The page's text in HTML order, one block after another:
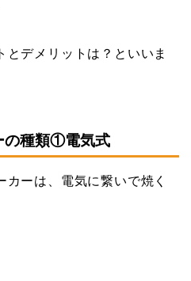
とデメリットは？といいま
の種類①電気式
ーは、電気に繋いで焼く